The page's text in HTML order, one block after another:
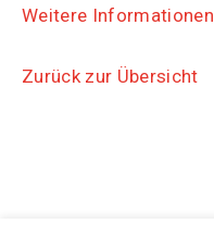
Weitere Informationen
Zurück zur Übersicht